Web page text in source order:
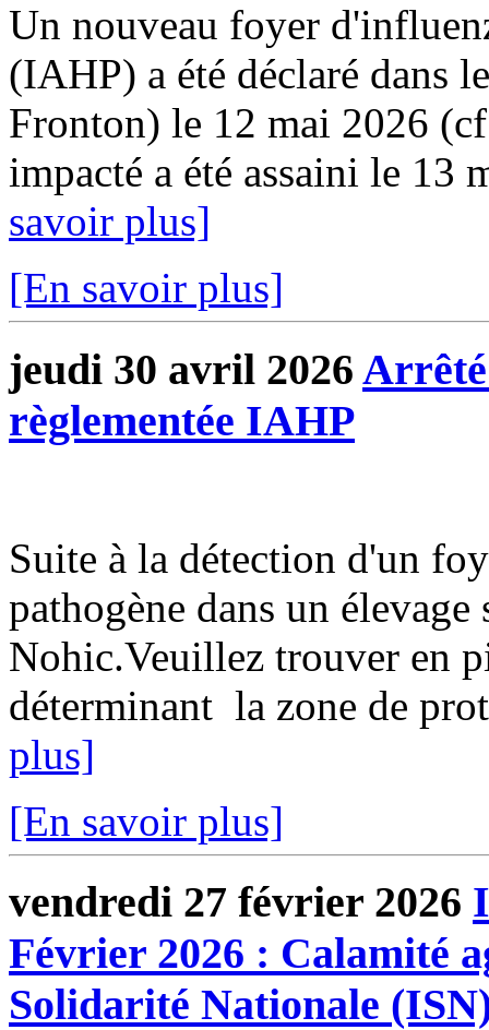
Un nouveau foyer
(IAHP) a été déclaré dans
Fronton) le 12 mai 2026
impacté a été assaini le 13
savoir plus]
[En savoir plus]
jeudi 30 avril 2026
règlementée IAHP
Suite à la détection d'un
pathogène dans un
Nohic.Veuillez trouver en
déterminant la zone de
plus]
[En savoir plus]
vendredi 27 février 2026
Février 2026 : Calamité
Solidarité Nationale